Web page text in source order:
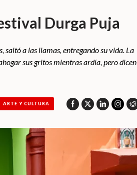
Durga Puja
a las llamas, entregando su vida. La
sus gritos mientras ardía, pero dicen
ARTE Y CULTURA